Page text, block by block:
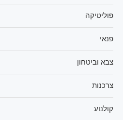
פוליטיקה
פנאי
צבא וביטחון
צרכנות
קולנוע